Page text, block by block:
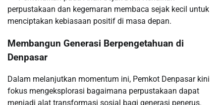
perpustakaan dan kegemaran membaca sejak kecil untuk
menciptakan kebiasaan positif di masa depan.
Membangun Generasi Berpengetahuan di
Denpasar
Dalam melanjutkan momentum ini, Pemkot Denpasar kini
fokus mengeksplorasi bagaimana perpustakaan dapat
menjadi alat transformasi sosial bagi generasi penerus.